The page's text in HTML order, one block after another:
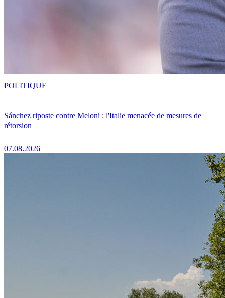
Sánchez riposte contre Meloni : l'Italie menacée de mesures de
rétorsion
07.08.2026
POLITIQUE